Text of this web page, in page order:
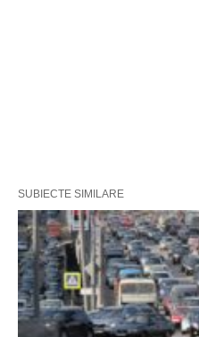
SUBIECTE SIMILARE